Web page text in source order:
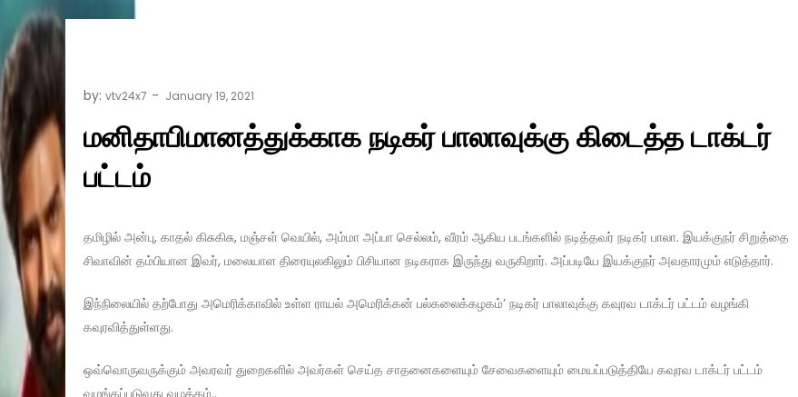
by: vtv24x7
மனிதாபிமானத்துக்காக நடிகர் பாலாவுக்கு கிடைத்த டாக்டர்
பட்டம்
தமிழில் அன்பு, காதல் கிசுகிசு, மஞ்சள் வெயில், அம்மா அப்பா செல்லம், வீரம் ஆகிய படங்களில் நடித்தவர் நடிகர் பாலா. இயக்குநர் சிறுத்தை
சிவாவின் தம்பியான இவர், மலையாள திரையுலகிலும் பிசியான நடிகராக இருந்து வருகிறார். அப்படியே இயக்குநர் அவதாரமும் எடுத்தார்.
இந்நிலையில் தற்போது அமெரிக்காவில் உள்ள ராயல் அமெரிக்கன் பல்கலைக்கழகம்’ நடிகர் பாலாவுக்கு கவுரவ டாக்டர் பட்டம் வழங்கி
கவுரவித்துள்ளது.
ஒவ்வொருவருக்கும் அவரவர் துறைகளில் அவர்கள் செய்த சாதனைகளையும் சேவைகளையும் மையப்படுத்தியே கவுரவ டாக்டர் பட்டம்